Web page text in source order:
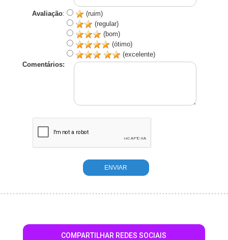
Avaliação:
(ruim)
(regular)
(bom)
(ótimo)
(excelente)
Comentários:
COMPARTILHAR REDES SOCIAIS